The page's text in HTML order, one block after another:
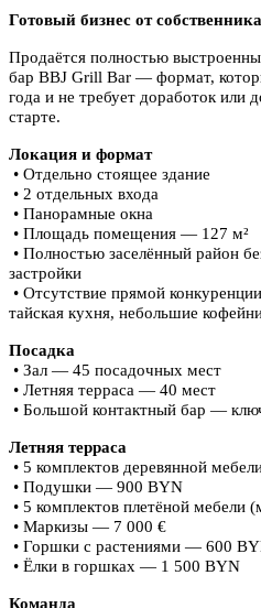
Готовый бизнес от
Продаётся полностью
бар BBJ Grill Bar — формат,
года и не требует доработок или
старте.
Локация и формат
• Отдельно стоящее здание
• 2 отдельных входа
• Панорамные окна
• Площадь помещения — 127 м²
• Полностью заселённый район
застройки
• Отсутствие прямой
тайская кухня, небольшие
Посадка
• Зал — 45 посадочных мест
• Летняя терраса — 40 мест
• Большой контактный бар —
Летняя терраса
• 5 комплектов деревянной
• Подушки — 900 BYN
• 5 комплектов плетёной
• Маркизы — 7 000 €
• Горшки с растениями — 600
• Ёлки в горшках — 1 500 BYN
Команда